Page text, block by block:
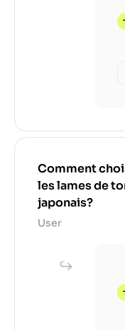
Comment
les lames de
japonais?
User